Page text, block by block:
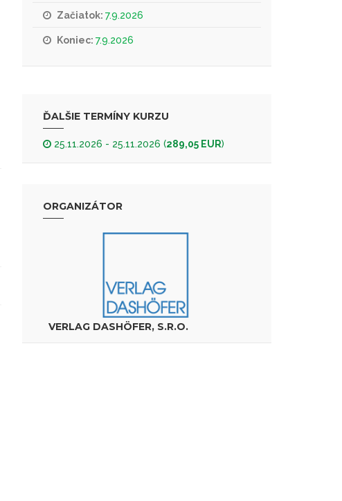
Začiatok: 7.9.2026
Koniec: 7.9.2026
ĎALŠIE TERMÍNY KURZU
25.11.2026 - 25.11.2026 (289,05 EUR)
ORGANIZÁTOR
VERLAG DASHÖFER, S.R.O.